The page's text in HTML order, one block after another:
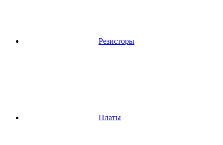
Резисторы
Платы